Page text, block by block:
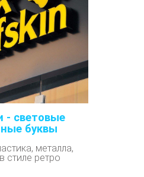
- световые
буквы
металла,
стиле ретро